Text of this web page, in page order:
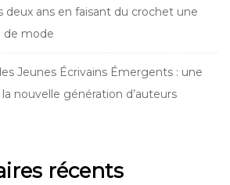
deux ans en faisant du crochet une
de mode
Jeunes Écrivains Émergents : une
nouvelle génération d’auteurs
récents